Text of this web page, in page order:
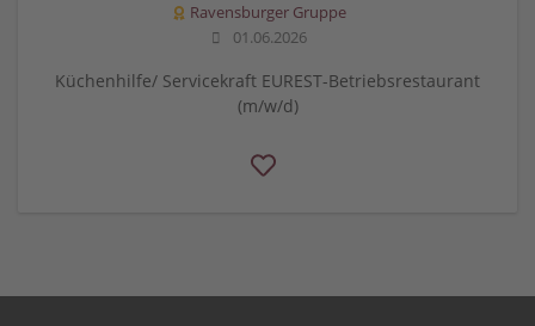
Ravensburger Gruppe
01.06.2026
Küchenhilfe/ Servicekraft EUREST-Betriebsrestaurant
(m/w/d)